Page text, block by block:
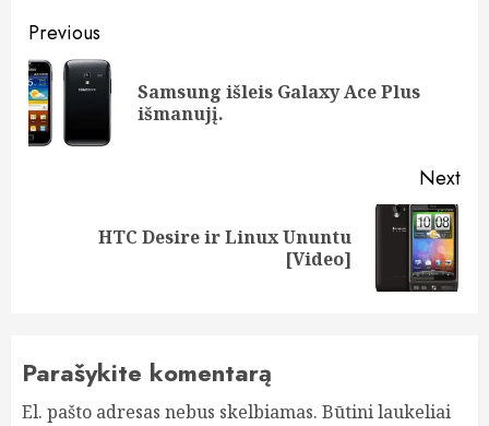
Post
navigation
Previous
Samsung išleis Galaxy Ace Plus
išmanujį.
Next
HTC Desire ir Linux Ununtu
[Video]
Parašykite komentarą
El. pašto adresas nebus skelbiamas. Būtini laukeliai